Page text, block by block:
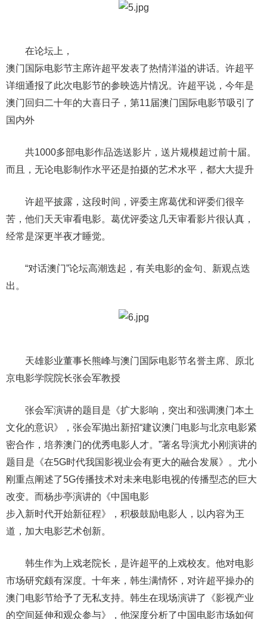
在论坛上，
澳门国际电影节主席许超平发表了热情洋溢的讲话。许超平
详细通报了此次电影节的参映选片情况。许超平说，今年是
澳门回归二十年的大喜日子，第11届澳门国际电影节吸引了
国内外
共1000多部电影作品选送影片，送片规模超过前十届。
而且，无论电影制作水平还是拍摄的艺术水平，都大大提升
许超平披露，这段时间，评委主席葛优和评委们很辛
苦，他们天天审看电影。葛优评委这几天审看影片很认真，
经常是深更半夜才睡觉。
“对话澳门”论坛高潮迭起，有关电影的金句、新观点迭
出。
天雄影业董事长熊峰与澳门国际电影节名誉主席、原北
京电影学院院长张会军教授
张会军演讲的题目是《扩大影响，突出和强调澳门本土
文化的意识》，张会军抛出新招“建议澳门电影与北京电影紧
密合作，培养澳门的优秀电影人才。”著名导演尤小刚演讲的
题目是《在5G时代我国影视业会有更大的融合发展》。尤小
刚重点阐述了5G传播技术对未来电影电视的传播型态的巨大
改变。而杨步亭演讲的《中国电影
步入新时代开始新征程》，积极鼓励电影人，以内容为王
道，加大电影艺术创新。
韩生作为上戏老院长，是许超平的上戏校友。他对电影
市场研究颇有深度。十年来，韩生满情怀，对许超平操办的
澳门电影节给予了无私支持。韩生在现场演讲了《影视产业
的空间延伸和观众参与》，他深度分析了中国电影市场如何